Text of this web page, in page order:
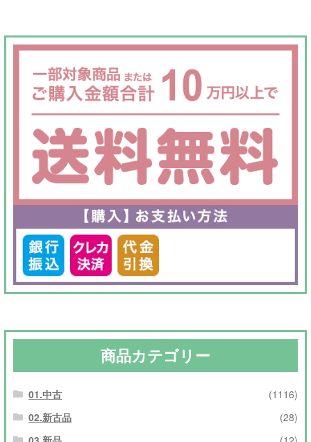
¥150,000
で
し
た。
は
で
す。
商品カテゴリー
01.中古
(1116)
02.新古品
(28)